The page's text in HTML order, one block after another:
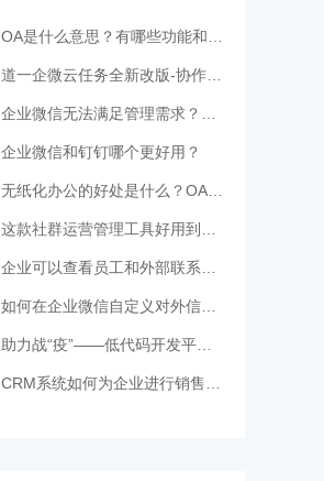
OA是什么意思？有哪些功能和应用的场景？
道一企微云任务全新改版-协作效率提高200%
企业微信无法满足管理需求？让这款在线办公软件来助力！
企业微信和钉钉哪个更好用？
无纸化办公的好处是什么？OA审批的优点是什么？
这款社群运营管理工具好用到爆，盘它~
企业可以查看员工和外部联系人的聊天记录吗？
如何在企业微信自定义对外信息？如何展示自己的产品信息？
助力战“疫”——低代码开发平台体现出了巨大价值
CRM系统如何为企业进行销售管理和增长？